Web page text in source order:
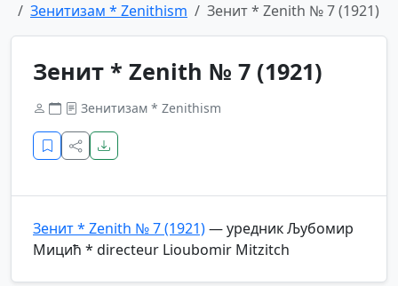
Зенитизам * Zenithism
Зенит * Zenith № 7 (1921)
Зенит * Zenith № 7 (1921)
Зенитизам * Zenithism
Зенит * Zenith № 7 (1921)— уредник Љубомир
Мицић * directeur Lioubomir Mitzitch